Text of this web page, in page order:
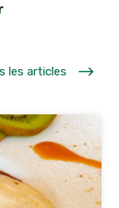
$
les articles